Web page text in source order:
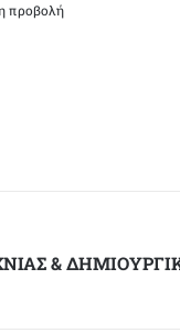
προβολή
&